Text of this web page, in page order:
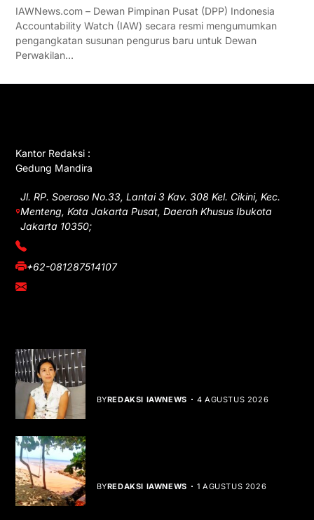
IAWNews.com – Dewan Pimpinan Pusat (DPP) Indonesia
Accountability Watch (IAW) secara resmi mengumumkan
pengangkatan susunan pengurus baru untuk Dewan
Perwakilan…
Kantor Redaksi :
Gedung Mandira
Jl. RP. Soeroso No.33, Lantai 3 Kav. 308 Kel. Cikini, Kec.
Menteng, Kota Jakarta Pusat, Daerah Khusus Ibukota
Jakarta 10350;
(021) 3908026
+62-081287514107
adm@iawnews.com
BYREDAKSI IAWNEWS 4 AGUSTUS 2026
BYREDAKSI IAWNEWS 1 AGUSTUS 2026